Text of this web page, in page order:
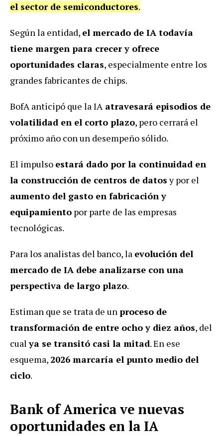
el sector de semiconductores.
Según la entidad, el mercado de IA todavía
tiene margen para crecer y ofrece
oportunidades claras, especialmente entre los
grandes fabricantes de chips.
BofA anticipó que la IAatravesará episodios de
volatilidad en el corto plazo, pero cerrará el
próximo año con un desempeño sólido.
El impulso estará dado por la continuidad en
la construcción de centros de datosy por el
aumento del gasto en fabricación y
equipamiento por parte de las empresas
tecnológicas.
Para los analistas del banco, la evolución del
mercado de IA debe analizarse con una
perspectiva de largo plazo.
Estiman que se trata de unproceso de
transformación de entre ocho y diez años, del
cualya se transitó casi la mitad. En ese
esquema, 2026 marcaría el punto medio del
ciclo.
Bank of America ve nuevas
oportunidades en la IA